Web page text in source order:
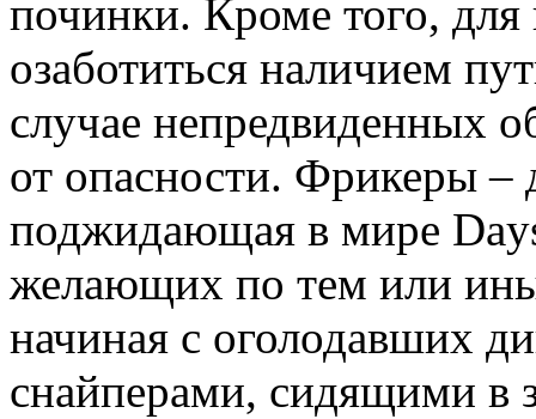
починки. Кроме того,
озаботиться наличием
случае непредвиденных
от опасности. Фрикеры –
поджидающая в мире Days
желающих по тем или
начиная с оголодавших
снайперами, сидящими в